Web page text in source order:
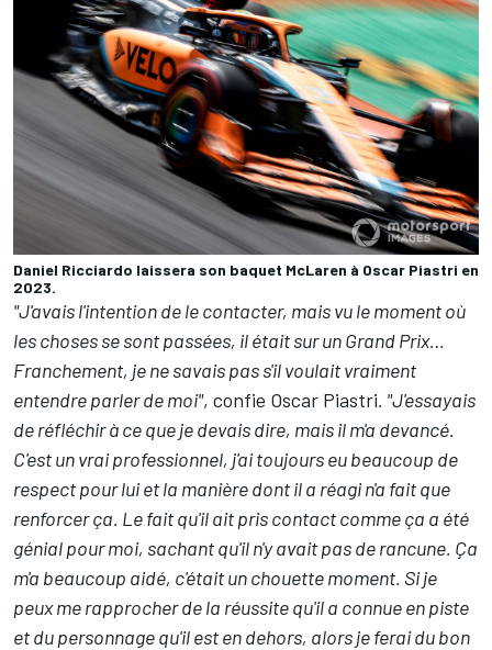
Daniel Ricciardo laissera son baquet McLaren à Oscar Piastri en
2023.
"J'avais l'intention de le contacter, mais vu le moment où
les choses se sont passées, il était sur un Grand Prix…
Franchement, je ne savais pas s'il voulait vraiment
entendre parler de moi", confie Oscar Piastri. "J'essayais
de réfléchir à ce que je devais dire, mais il m'a devancé.
C'est un vrai professionnel, j'ai toujours eu beaucoup de
respect pour lui et la manière dont il a réagi n'a fait que
renforcer ça. Le fait qu'il ait pris contact comme ça a été
génial pour moi, sachant qu'il n'y avait pas de rancune. Ça
m'a beaucoup aidé, c'était un chouette moment. Si je
peux me rapprocher de la réussite qu'il a connue en piste
et du personnage qu'il est en dehors, alors je ferai du bon